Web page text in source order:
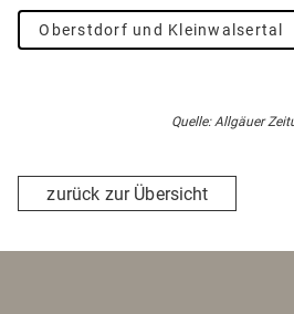
Oberstdorf und Kleinwalsertal
Quelle: Allgäuer
zurück zur Übersicht